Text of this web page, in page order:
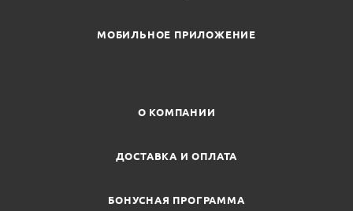
МОБИЛЬНОЕ ПРИЛОЖЕНИЕ
О КОМПАНИИ
ДОСТАВКА И ОПЛАТА
БОНУСНАЯ ПРОГРАММА